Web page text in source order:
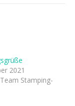
2021
Stamping-